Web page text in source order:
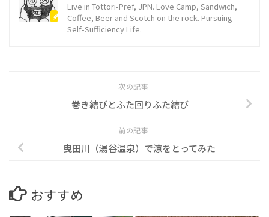
Live in Tottori-Pref, JPN. Love Camp, Sandwich,
Coffee, Beer and Scotch on the rock. Pursuing
Self-Sufficiency Life.
次の記事
巻き結びとふた回りふた結び
前の記事
曳田川（湯谷温泉）で涼をとってみた
おすすめ